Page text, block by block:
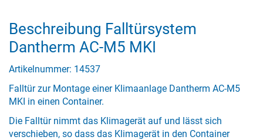
Beschreibung Falltürsystem
Dantherm AC-M5 MKI
Artikelnummer: 14537
Falltür zur Montage einer Klimaanlage Dantherm AC-M5
MKI in einen Container.
Die Falltür nimmt das Klimagerät auf und lässt sich
verschieben, so dass das Klimagerät in den Container